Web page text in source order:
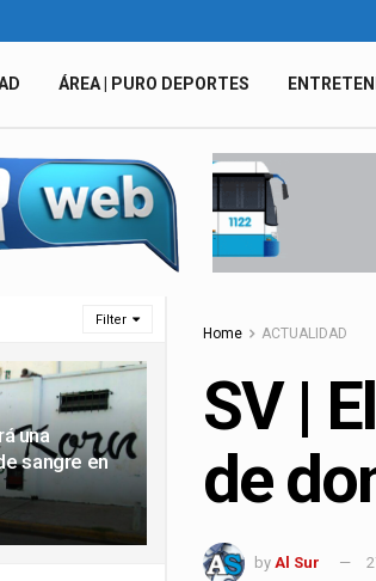
Filter
una
sangre en
ÁREA | PURO DEPORTES
Home ACTUALIDAD
SV |
de
by Al Sur